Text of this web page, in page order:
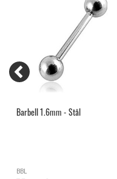
Barbell 1.6mm - Stål
BBL